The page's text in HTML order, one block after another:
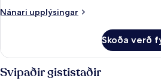
Nánari upplýsingar
Nánari
fyrir
Skoða verð
Svipaðir gististaðir